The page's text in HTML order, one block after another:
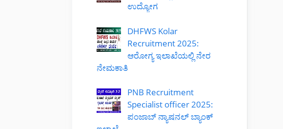
ಉದ್ಯೋಗ
DHFWS Kolar
Recruitment 2025:
ಆರೋಗ್ಯ ಇಲಾಖೆಯಲ್ಲಿ ನೇರ
ನೇಮಕಾತಿ
PNB Recruitment
Specialist officer 2025:
ಪಂಜಾಬ್ ನ್ಯಾಷನಲ್ ಬ್ಯಾಂಕ್